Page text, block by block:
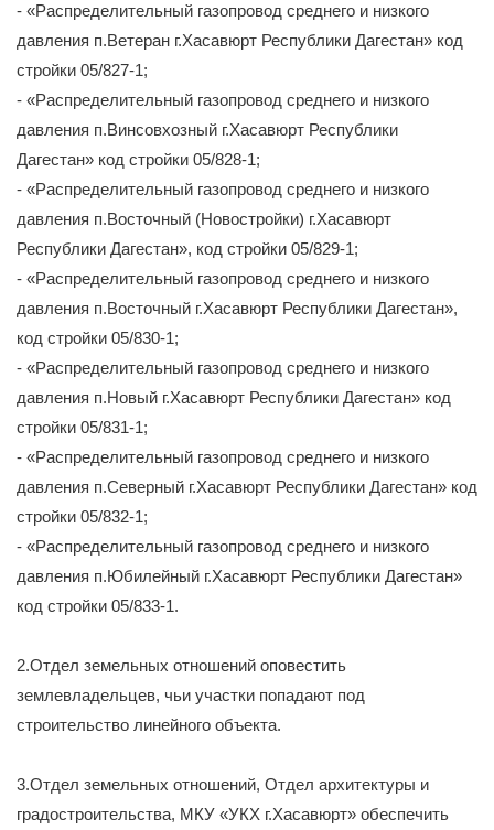
- «Распределительный газопровод среднего и низкого
давления п.Ветеран г.Хасавюрт Республики Дагестан» код
стройки 05/827-1;
- «Распределительный газопровод среднего и низкого
давления п.Винсовхозный г.Хасавюрт Республики
Дагестан» код стройки 05/828-1;
- «Распределительный газопровод среднего и низкого
давления п.Восточный (Новостройки) г.Хасавюрт
Республики Дагестан», код стройки 05/829-1;
- «Распределительный газопровод среднего и низкого
давления п.Восточный г.Хасавюрт Республики Дагестан»,
код стройки 05/830-1;
- «Распределительный газопровод среднего и низкого
давления п.Новый г.Хасавюрт Республики Дагестан» код
стройки 05/831-1;
- «Распределительный газопровод среднего и низкого
давления п.Северный г.Хасавюрт Республики Дагестан» код
стройки 05/832-1;
- «Распределительный газопровод среднего и низкого
давления п.Юбилейный г.Хасавюрт Республики Дагестан»
код стройки 05/833-1.
2.Отдел земельных отношений оповестить
землевладельцев, чьи участки попадают под
строительство линейного объекта.
3.Отдел земельных отношений, Отдел архитектуры и
градостроительства, МКУ «УКХ г.Хасавюрт» обеспечить